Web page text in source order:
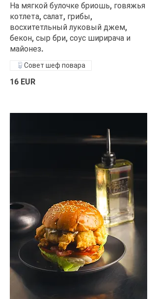
На мягкой булочке бриошь, говяжья
котлета, салат, грибы,
восхитетльный луковый джем,
бекон, сыр бри, соус ширирача и
майонез.
16 EUR
Совет шеф повара